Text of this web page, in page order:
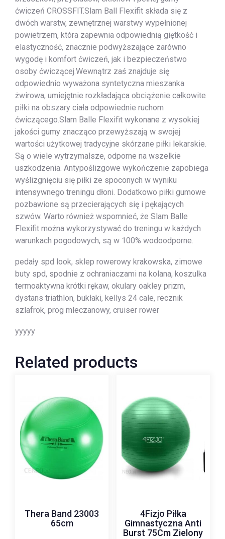
ćwiczeń CROSSFIT.Slam Ball Flexifit składa się z
dwóch warstw, zewnętrznej warstwy wypełnionej
powietrzem, która zapewnia odpowiednią giętkość i
elastyczność, znacznie podwyższające zarówno
wygodę i komfort ćwiczeń, jak i bezpieczeństwo
osoby ćwiczącej.Wewnątrz zaś znajduje się
odpowiednio wyważona syntetyczna mieszanka
żwirowa, umiejętnie rozkładająca obciążenie całkowite
piłki na obszary ciała odpowiednie ruchom
ćwiczącego.Slam Balle Flexifit wykonane z wysokiej
jakości gumy znacząco przewyższają w swojej
wartości użytkowej tradycyjne skórzane piłki lekarskie.
Są o wiele wytrzymalsze, odporne na wszelkie
uszkodzenia. Antypoślizgowe wykończenie zapobiega
wyślizgnięciu się piłki ze spoconych w wyniku
intensywnego treningu dłoni. Dodatkowo piłki gumowe
pozbawione są przecierających się i pękających
szwów. Warto również wspomnieć, że Slam Balle
Flexifit można wykorzystywać do treningu w każdych
warunkach pogodowych, są w 100% wodoodporne.
pedały spd look, sklep rowerowy krakowska, zimowe
buty spd, spodnie z ochraniaczami na kolana, koszulka
termoaktywna krótki rękaw, okulary oakley prizm,
dystans triathlon, bukłaki, kellys 24 cale, recznik
szlafrok, prog mleczanowy, cruiser rower
yyyyy
Related products
Thera Band 23003
65cm
4Fizjo Piłka
Gimnastyczna Anti
Burst 75Cm Zielony